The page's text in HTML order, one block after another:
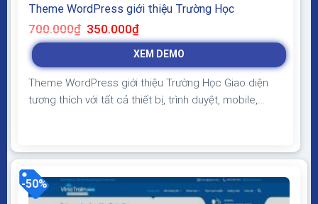
Theme WordPress giới thiệu Trường Học
700.000₫ Giá
gốc
là:
350.000₫Giá
hiện
tại
là:
XEM DEMO
Theme WordPress giới thiệu Trường Học Giao diện
tương thích với tất cả thiết bị, trình duyệt, mobile,
load nhanh nhẹ tối ưu với các công cụ tìm kiếm
Theme sạch hoàn toàn 100% không virus,...
-50%